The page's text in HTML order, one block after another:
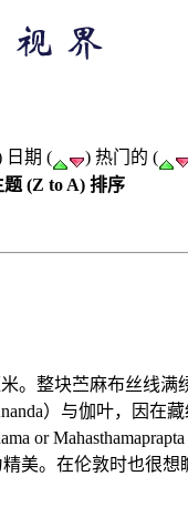
日期 ( ) 热门的 (
题 (Z to A) 排序
。整块苎麻布丝线
）与伽叶，因在
or
美。在伦敦时也很